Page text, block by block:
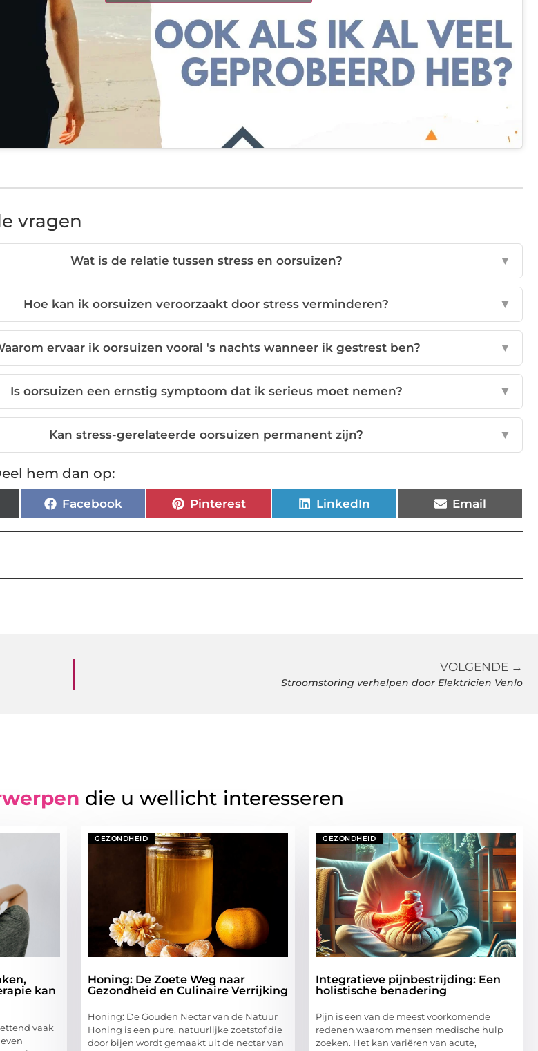
vragen
Wat is de relatie tussen stress en oorsuizen? ▼
Hoe kan ik oorsuizen veroorzaakt door stress verminderen? ▼
ervaar ik oorsuizen vooral 's nachts wanneer ik gestrest ben? ▼
Is oorsuizen een ernstig symptoom dat ik serieus moet nemen? ▼
Kan stress-gerelateerde oorsuizen permanent zijn? ▼
hem dan op:
Facebook Pinterest LinkedIn Email
VOLGENDE →
Stroomstoring verhelpen door Elektricien Venlo
die u wellicht interesseren
kan
vaak
GEZONDHEID
Honing: De Zoete Weg naar
Gezondheid en Culinaire Verrijking
Honing: De Gouden Nectar van de Natuur
Honing is een pure, natuurlijke zoetstof die
door bijen wordt gemaakt uit de nectar van
GEZONDHEID
Integratieve pijnbestrijding: Een
holistische benadering
Pijn is een van de meest voorkomende
redenen waarom mensen medische hulp
zoeken. Het kan variëren van acute,